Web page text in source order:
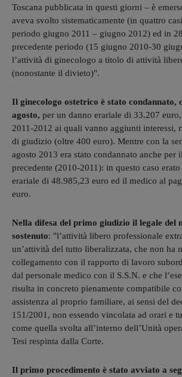
Toscana pubblicata in questi giorni – è
aveva svolto sistematicamente (in quattro
periodo giugno 2011 – giugno 2012) ed in
precedente periodo (15 giugno 2010-30
l’attività di ginecologo a titolo di attività
(nonostante il divieto)".
Il ginecologo ostetrico è stato condannato,
agosto, per un danno erariale di 33.207
2011-2012 ai quali vanno aggiunti interessi,
di giudizio (oltre 400 euro). Mentre con la
agosto 2013 era stato condannato anche per
precedente (2010-2011): in questo caso
erariale di 48.985,23 euro ed il medico al
euro.
Nella difesa del primo giudizio il legale del
sostenuto: "l’attività libero professionale
un’attività del tutto liberalizzata, che non ha
collegamento con il rapporto di lavoro
dal personale medico con il S.S.N. e che
risulta in concreto pienamente compatibile
assistenza al proprio familiare, ai sensi del
151/2001, non essendo vincolata ad orari e
come quella svolta all’interno dell’Unità
Tesi respinta dalla Corte.
Il primo procedimento è stato avviato a